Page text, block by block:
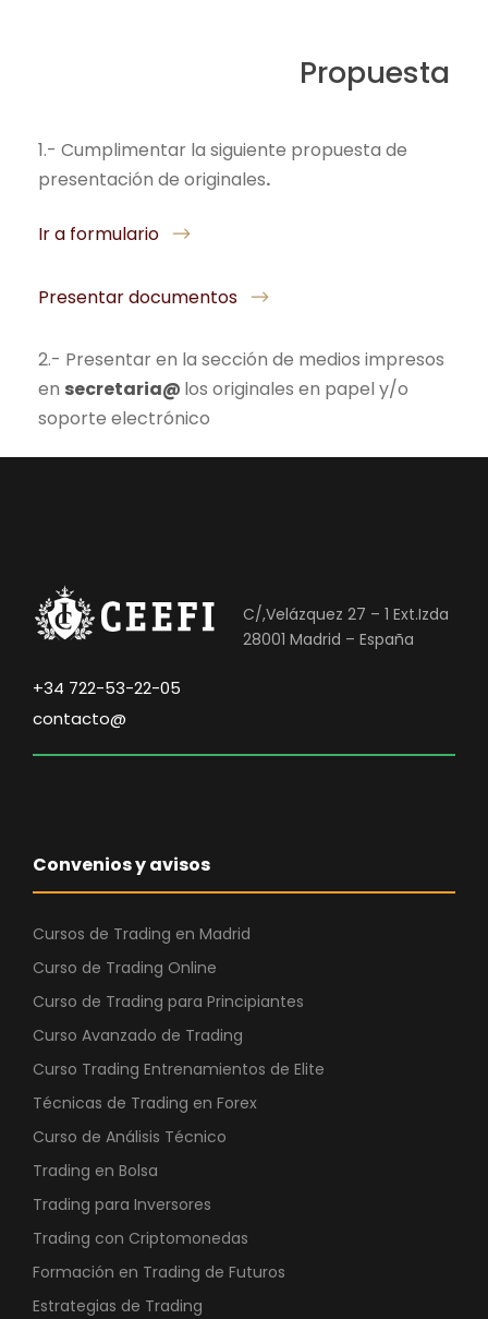
Propuesta
1.- Cumplimentar la siguiente propuesta de
presentación de originales.
Ir a formulario
Presentar documentos
2.- Presentar en la sección de medios impresos
en secretaria@ los originales en papel y/o
soporte electrónico
C/,Velázquez 27 – 1 Ext.Izda
28001 Madrid – España
+34 722-53-22-05
contacto@
Convenios y avisos
Cursos de Trading en Madrid
Curso de Trading Online
Curso de Trading para Principiantes
Curso Avanzado de Trading
Curso Trading Entrenamientos de Elite
Técnicas de Trading en Forex
Curso de Análisis Técnico
Trading en Bolsa
Trading para Inversores
Trading con Criptomonedas
Formación en Trading de Futuros
Estrategias de Trading